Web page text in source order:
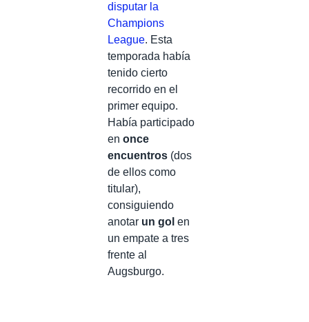
disputar la
Champions
League. Esta
temporada había
tenido cierto
recorrido en el
primer equipo.
Había participado
en once
encuentros (dos
de ellos como
titular),
consiguiendo
anotar un gol en
un empate a tres
frente al
Augsburgo.